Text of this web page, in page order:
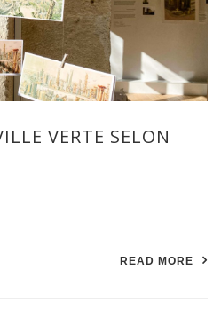
VERTE SELON
READ MORE